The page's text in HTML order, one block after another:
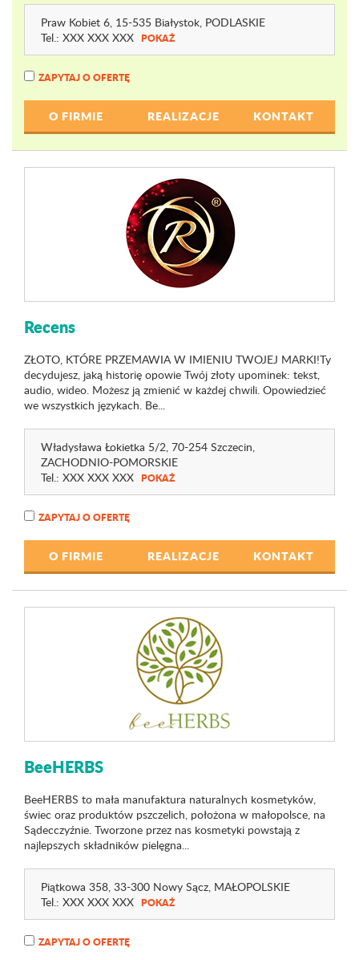
Praw Kobiet 6, 15-535 Białystok, PODLASKIE
Tel.: XXX XXX XXX POKAŻ
ZAPYTAJ O OFERTĘ
O FIRMIE REALIZACJE KONTAKT
Recens
ZŁOTO, KTÓRE PRZEMAWIA W IMIENIU TWOJEJ MARKI!Ty
decydujesz, jaką historię opowie Twój złoty upominek: tekst,
audio, wideo. Możesz ją zmienić w każdej chwili. Opowiedzieć
we wszystkich językach. Be...
Władysława Łokietka 5/2, 70-254 Szczecin,
ZACHODNIO-POMORSKIE
Tel.: XXX XXX XXX POKAŻ
ZAPYTAJ O OFERTĘ
O FIRMIE REALIZACJE KONTAKT
BeeHERBS
BeeHERBS to mała manufaktura naturalnych kosmetyków,
świec oraz produktów pszczelich, położona w małopolsce, na
Sądecczyźnie. Tworzone przez nas kosmetyki powstają z
najlepszych składników pielęgna...
Piątkowa 358, 33-300 Nowy Sącz, MAŁOPOLSKIE
Tel.: XXX XXX XXX POKAŻ
ZAPYTAJ O OFERTĘ